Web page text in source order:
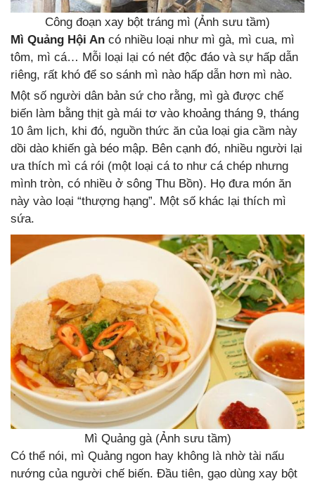
Công đoạn xay bột tráng mì (Ảnh sưu tầm)
Mì Quảng Hội An có nhiều loại như mì gà, mì cua, mì
tôm, mì cá… Mỗi loại lại có nét độc đáo và sự hấp dẫn
riêng, rất khó để so sánh mì nào hấp dẫn hơn mì nào.
Một số người dân bản sứ cho rằng, mì gà được chế
biến làm bằng thịt gà mái tơ vào khoảng tháng 9, tháng
10 âm lịch, khi đó, nguồn thức ăn của loại gia cầm này
dồi dào khiến gà béo mập. Bên cạnh đó, nhiều người lại
ưa thích mì cá rói (một loại cá to như cá chép nhưng
mình tròn, có nhiều ở sông Thu Bồn). Họ đưa món ăn
này vào loại “thượng hạng”. Một số khác lại thích mì
sứa.
Mì Quảng gà (Ảnh sưu tầm)
Có thể nói, mì Quảng ngon hay không là nhờ tài nấu
nướng của người chế biến. Đầu tiên, gạo dùng xay bột